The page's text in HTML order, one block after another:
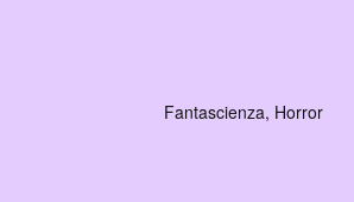
Fantascienza, Horror